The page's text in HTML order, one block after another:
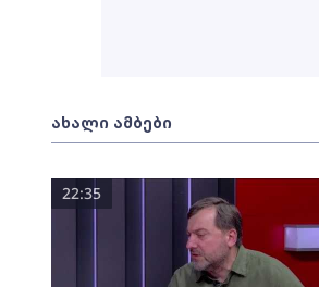
ახალი ამბები
22:35